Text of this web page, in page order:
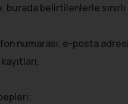
belirtilenlerle
numarası, e-posta